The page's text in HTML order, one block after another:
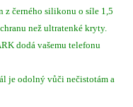
z černého silikonu o síle 1,5
než ultratenké kryty.
dodá vašemu telefonu
je odolný vůči nečistotám a